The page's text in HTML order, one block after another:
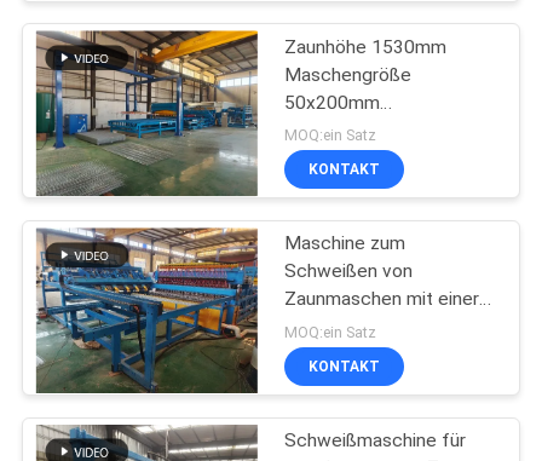
Schweißgerät
geschweißte
Maschendrahtmaschine
Zaunhöhe 1530mm
Maschengröße
50x200mm
Zaunmaschen
Schweißproduktionslinie
MOQ:ein Satz
KONTAKT
Maschine zum
Schweißen von
Zaunmaschen mit einer
Öffnungsgröße von
50x200mm und einer
Zaunhöhe von 2,5m
MOQ:ein Satz
KONTAKT
Schweißmaschine für